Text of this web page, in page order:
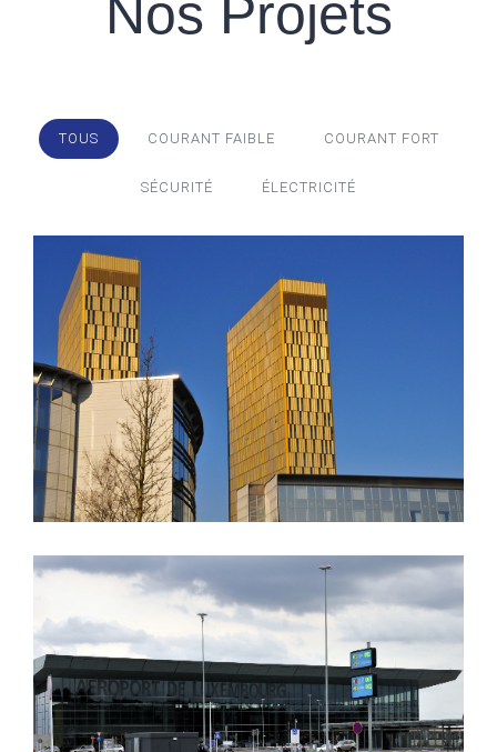
Nos Projets
TOUS COURANT FAIBLE COURANT FORT
SÉCURITÉ ÉLECTRICITÉ
Description:
Description: